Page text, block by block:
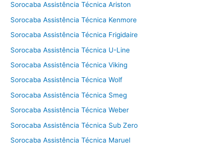
Sorocaba Assistência Técnica Ariston
Sorocaba Assistência Técnica Kenmore
Sorocaba Assistência Técnica Frigidaire
Sorocaba Assistência Técnica U-Line
Sorocaba Assistência Técnica Viking
Sorocaba Assistência Técnica Wolf
Sorocaba Assistência Técnica Smeg
Sorocaba Assistência Técnica Weber
Sorocaba Assistência Técnica Sub Zero
Sorocaba Assistência Técnica Maruel